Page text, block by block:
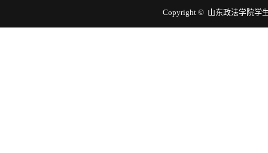
Copyright © 山东政法学院学